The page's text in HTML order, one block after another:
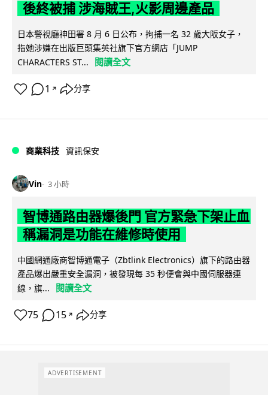
後終被捕 涉海賊王,火影周邊產品
日本警視廳神田署 8 月 6 日公布，拘捕一名 32 歲大阪女子，
指她涉嫌在出版巨頭集英社旗下官方網店「JUMP
CHARACTERS ST...
閱讀全文
1 ↗ 分享
商業科技 資訊保安
Vin 3 小時
智博通路由器爆後門 官方緊急下架止血
稱漏洞是功能在維修時使用
中國網通廠商智博通電子（Zbtlink Electronics）旗下的路由器
產品爆出嚴重安全漏洞，被發現每 35 秒便會與中國伺服器連
線，旗...
閱讀全文
75 15 ↗ 分享
ADVERTISEMENT